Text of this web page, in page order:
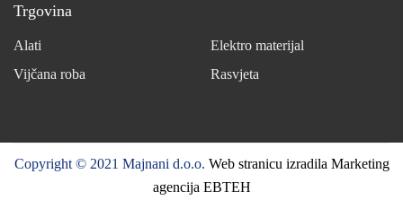
Trgovina
Alati
Elektro materijal
Vijčana roba
Rasvjeta
Copyright © 2021 Majnani d.o.o. Web stranicu izradila Marketing
agencija EBTEH